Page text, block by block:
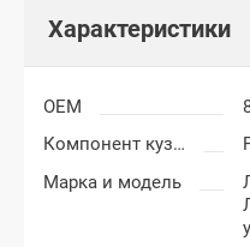
Характеристики
OEM
Компонент кузова
Марка и модель